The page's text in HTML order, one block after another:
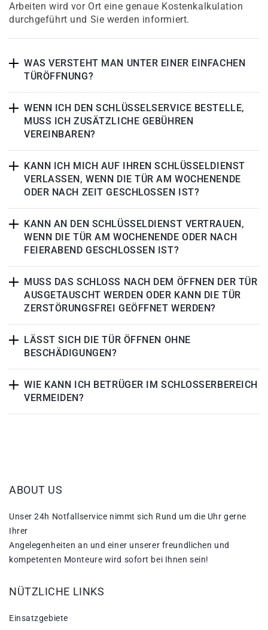
Arbeiten wird vor Ort eine genaue Kostenkalkulation
durchgeführt und Sie werden informiert.
WAS VERSTEHT MAN UNTER EINER EINFACHEN
TÜRÖFFNUNG?
WENN ICH DEN SCHLÜSSELSERVICE BESTELLE,
MUSS ICH ZUSÄTZLICHE GEBÜHREN
VEREINBAREN?
KANN ICH MICH AUF IHREN SCHLÜSSELDIENST
VERLASSEN, WENN DIE TÜR AM WOCHENENDE
ODER NACH ZEIT GESCHLOSSEN IST?
KANN AN DEN SCHLÜSSELDIENST VERTRAUEN,
WENN DIE TÜR AM WOCHENENDE ODER NACH
FEIERABEND GESCHLOSSEN IST?
MUSS DAS SCHLOSS NACH DEM ÖFFNEN DER TÜR
AUSGETAUSCHT WERDEN ODER KANN DIE TÜR
ZERSTÖRUNGSFREI GEÖFFNET WERDEN?
LÄSST SICH DIE TÜR ÖFFNEN OHNE
BESCHÄDIGUNGEN?
WIE KANN ICH BETRÜGER IM SCHLOSSERBEREICH
VERMEIDEN?
ABOUT US
Unser 24h Notfallservice nimmt sich Rund um die Uhr gerne
Ihrer
Angelegenheiten an und einer unserer freundlichen und
kompetenten Monteure wird sofort bei Ihnen sein!
NÜTZLICHE LINKS
Einsatzgebiete